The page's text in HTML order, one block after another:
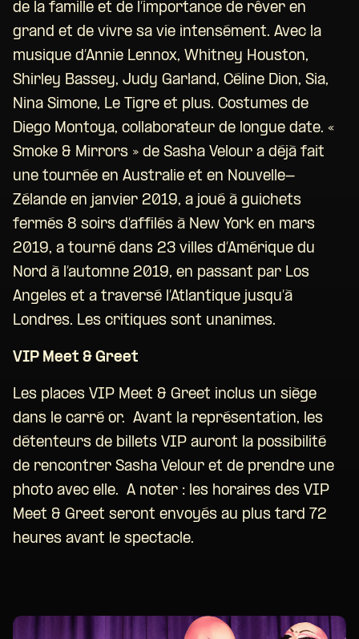
de la famille et de l’importance de rêver en
grand et de vivre sa vie intensément. Avec la
musique d’Annie Lennox, Whitney Houston,
Shirley Bassey, Judy Garland, Céline Dion, Sia,
Nina Simone, Le Tigre et plus. Costumes de
Diego Montoya, collaborateur de longue date. «
Smoke & Mirrors » de Sasha Velour a déjà fait
une tournée en Australie et en Nouvelle-
Zélande en janvier 2019, a joué à guichets
fermés 8 soirs d’affilés à New York en mars
2019, a tourné dans 23 villes d’Amérique du
Nord à l’automne 2019, en passant par Los
Angeles et a traversé l’Atlantique jusqu’à
Londres. Les critiques sont unanimes.
VIP Meet & Greet
Les places VIP Meet & Greet inclus un siège
dans le carré or. Avant la représentation, les
détenteurs de billets VIP auront la possibilité
de rencontrer Sasha Velour et de prendre une
photo avec elle. A noter : les horaires des VIP
Meet & Greet seront envoyés au plus tard 72
heures avant le spectacle.